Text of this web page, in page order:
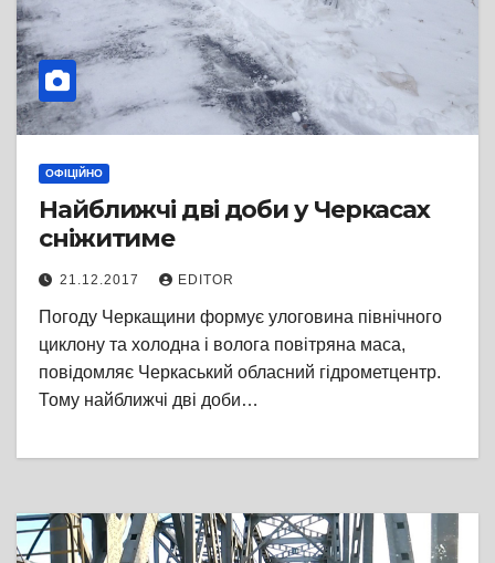
ОФІЦІЙНО
Найближчі дві доби у Черкасах
сніжитиме
21.12.2017 EDITOR
Погоду Черкащини формує улоговина північного
циклону та холодна і волога повітряна маса,
повідомляє Черкаський обласний гідрометцентр.
Тому найближчі дві доби…